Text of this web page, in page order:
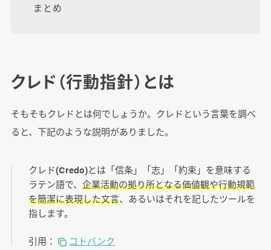
まとめ
クレド（行動指針）とは
そもそもクレドとは何でしょうか。クレドという言葉を調べ
ると、下記のような説明がありました。
クレド(Credo)とは「信条」「志」「約束」を意味する
ラテン語で、企業活動の拠り所となる価値観や行動規範
を簡潔に表現した文言、あるいはそれを記したツールを
指します。
引用： コトバンク